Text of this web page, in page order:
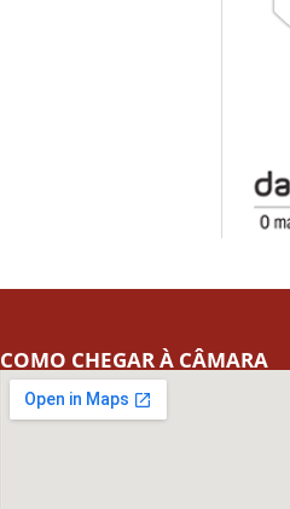
COMO CHEGAR À CÂMARA